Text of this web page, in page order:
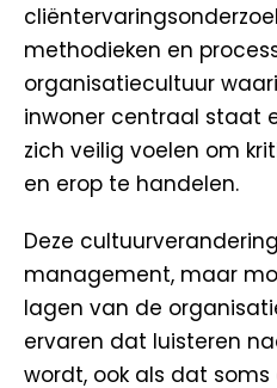
methodieken en
organisatiecultuur
inwoner centraal staat
zich veilig voelen om
en erop te handelen.
Deze
management, maar
lagen van de
ervaren dat luisteren
wordt, ook als dat soms